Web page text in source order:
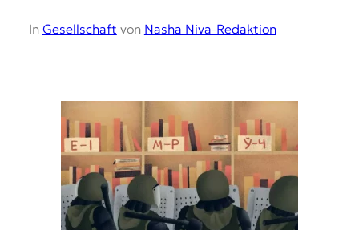
In Gesellschaft von Nasha Niva-Redaktion